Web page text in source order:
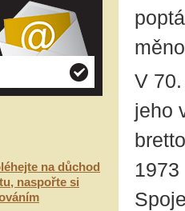
na důchod
naspořte si
V
jeho